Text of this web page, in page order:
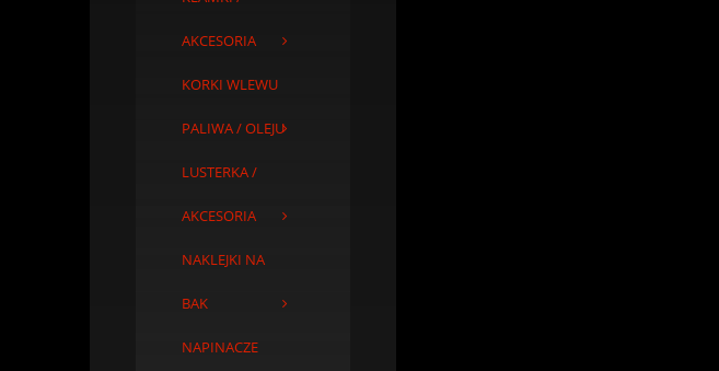
AKCESORIA
KORKI WLEWU
PALIWA / OLEJU
LUSTERKA /
AKCESORIA
NAKLEJKI NA
BAK
NAPINACZE